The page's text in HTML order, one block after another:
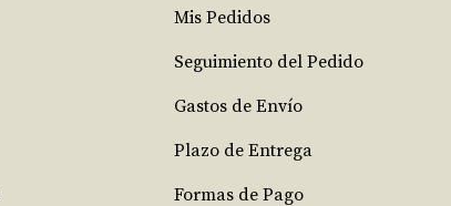
Mis Pedidos
Seguimiento del Pedido
Gastos de Envío
Plazo de Entrega
Formas de Pago